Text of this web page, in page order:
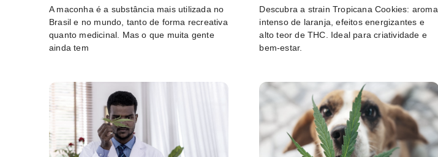
A maconha é a substância mais utilizada no
Brasil e no mundo, tanto de forma recreativa
quanto medicinal. Mas o que muita gente
ainda tem
Descubra a strain Tropicana Cookies: aroma
intenso de laranja, efeitos energizantes e
alto teor de THC. Ideal para criatividade e
bem-estar.